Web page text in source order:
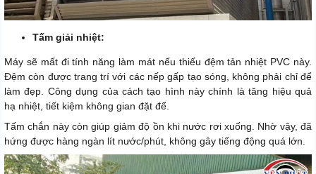
Tấm giải nhiệt:
Máy sẽ mất đi tính năng làm mát nếu thiếu đệm tản nhiệt PVC này.
Đệm còn được trang trí với các nếp gấp tạo sóng, không phải chỉ để
làm đẹp. Công dụng của cách tạo hình này chính là tăng hiệu quả
hạ nhiệt, tiết kiệm không gian đặt để.
Tấm chắn này còn giúp giảm độ ồn khi nước rơi xuống. Nhờ vậy, đã
hứng được hàng ngàn lít nước/phút, không gây tiếng động quá lớn.